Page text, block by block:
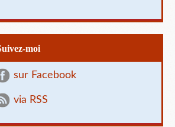
Suivez-moi
sur Facebook
via RSS